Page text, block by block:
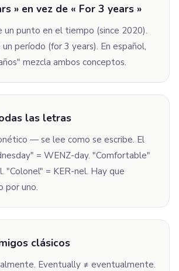
» en vez de « For 3 years »
un punto en el tiempo (since 2020).
período (for 3 years). En español,
mezcla ambos conceptos.
las letras
— se lee como se escribe. El
= WENZ-day. "Comfortable"
"Colonel" = KER-nel. Hay que
por uno.
clásicos
Eventually ≠ eventualmente.